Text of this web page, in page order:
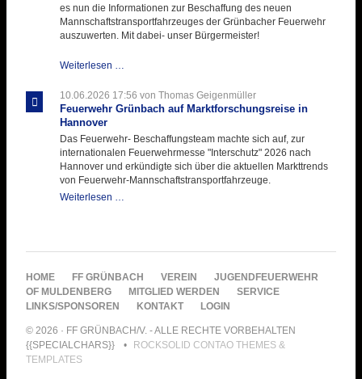
es nun die Informationen zur Beschaffung des neuen
Mannschaftstransportfahrzeuges der Grünbacher Feuerwehr
auszuwerten. Mit dabei- unser Bürgermeister!
Weiterlesen …
Informationen
aus
aus
10.06.2026 17:56 von Thomas Geigenmüller
Feuerwehr Grünbach auf Marktforschungsreise in
Hannover
Das Feuerwehr- Beschaffungsteam machte sich auf, zur
internationalen Feuerwehrmesse "Interschutz" 2026 nach
Hannover und erkündigte sich über die aktuellen Markttrends
von Feuerwehr-Mannschaftstransportfahrzeuge.
Weiterlesen …
in
NAVIGATION
ÜBERSPRINGEN
HOME FF GRÜNBACH VEREIN
JUGENDFEUERWEHR
OF MULDENBERG
MITGLIED WERDEN
SERVICE
LINKS/SPONSOREN
KONTAKT LOGIN
© 2026 · FF GRÜNBACH/V. - ALLE RECHTE VORBEHALTEN
{{SPECIALCHARS}}
ROCKSOLID CONTAO THEMES &
TEMPLATES